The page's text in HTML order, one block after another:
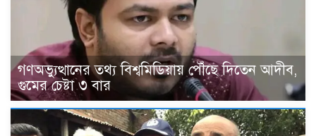
গণঅভ্যুত্থানের তথ্য বিশ্বমিডিয়ায় পৌঁছে দিতেন আদীব,
গুমের চেষ্টা ৩ বার